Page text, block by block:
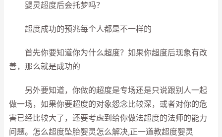
婴灵超度后会托梦吗？
超度成功的预兆每个人都是不一样的
首先你要知道你为什么超度？如果你超度后现象有改
善，那么就是成功的
另外要知道，你做的超度是专场还是只说跟别人一起
做一场，如果你要超度的对象怨念比较深，或者对你的危
害已经比较大了，还要考虑到给你做法超度的法师的能力
问题。怎么超度坠胎婴灵怎么解决,正一道教超度婴灵